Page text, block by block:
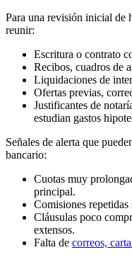
Para una revisión inicial de
reunir:
Escritura o contrato
Recibos, cuadros de
Liquidaciones de
Ofertas previas,
Justificantes de
estudian gastos
Señales de alerta que
bancario:
Cuotas muy
principal.
Comisiones
Cláusulas poco
extensos.
Falta de correos,